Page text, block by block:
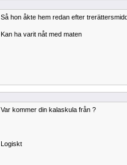
Så hon åkte hem redan efter
Kan ha varit nåt med maten
Var kommer din kalaskula från ?
Logiskt